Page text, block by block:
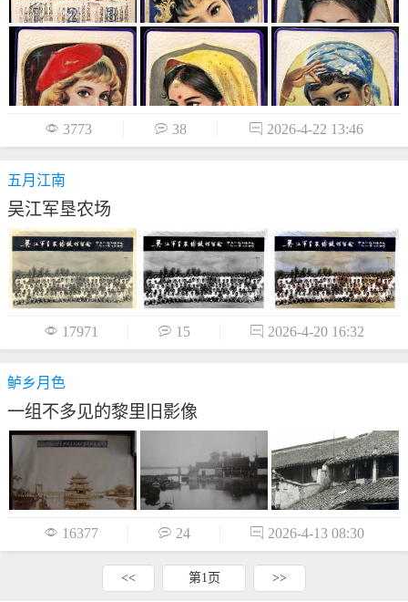
 3773  38  2026-4-22 13:46
五月江南
吴江军垦农场
 17971  15  2026-4-20 16:32
鲈乡月色
一组不多见的黎里旧影像
 16377  24  2026-4-13 08:30
<< 第1页 >>